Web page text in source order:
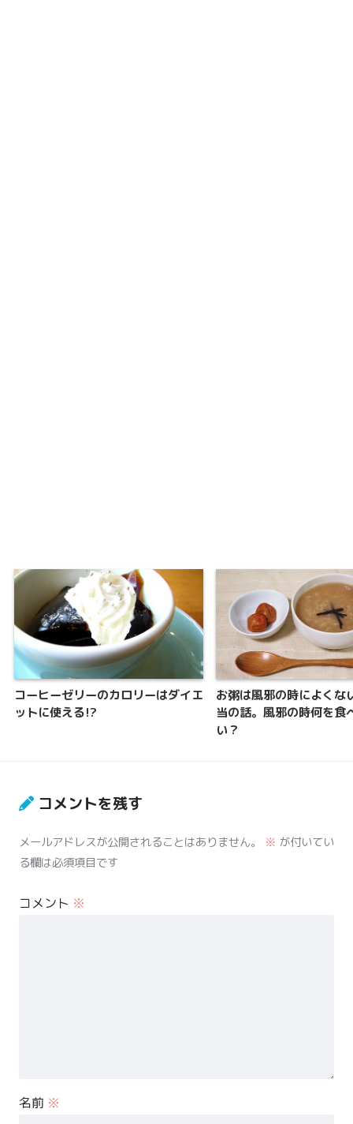
コーヒーゼリーのカロリーはダイエ
ットに使える!?
お粥は風邪の時によくな
当の話。風邪の時何を食
い？
コメントを残す
メールアドレスが公開されることはありません。 ※ が付いてい
る欄は必須項目です
コメント ※
名前 ※